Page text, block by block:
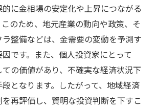
に金相場の安定化や上昇につながる
のため、地元産業の動向や政策、そ
整備などは、金需要の変動を予測す
です。また、個人投資家にとって
の価値があり、不確実な経済状況下
となります。したがって、地域経済
再評価し、賢明な投資判断を下すこ